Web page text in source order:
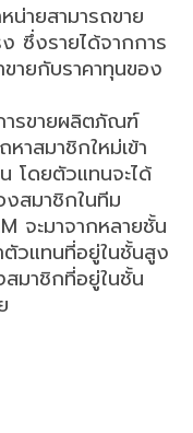
น่ายสามารถขาย
ซึ่งรายได้จากการ
ายกับราคาทุนของ
รขายผลิตภัณฑ์
าสมาชิกใหม่เข้า
โดยตัวแทนจะได้
สมาชิกในทีม
จะมาจากหลายชั้น
ตัวแทนที่อยู่ในชั้นสูง
สมาชิกที่อยู่ในชั้น